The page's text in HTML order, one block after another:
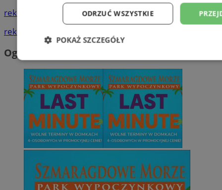
reklama
reklama
Ogłoszenia
ODRZUĆ WSZYSTKIE
POKAŻ SZCZEGÓŁY
Niezbędne Wydajność
Niesklasyfikowane
Niezbędne Wydajność Targetowanie
Niezbędne pliki cookie umożliwiają korzystanie z podstawowych